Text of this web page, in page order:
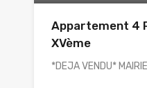
Appartement 4
XVème
*DEJA VENDU*